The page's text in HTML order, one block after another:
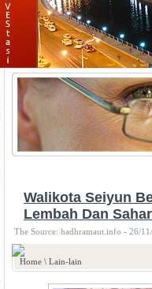
Walikota Seiyun
Lembah Dan
The Source: hadhramaut.info - 26/
Home \ Lain-lain